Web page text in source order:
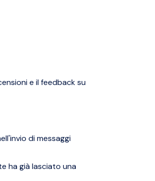
e il feedback su
di messaggi
ha già lasciato una